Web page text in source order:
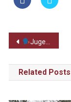
Jugend debattiert: Der diesjährige Schulwettbewerb – ein großer Erfolg!
Related Posts